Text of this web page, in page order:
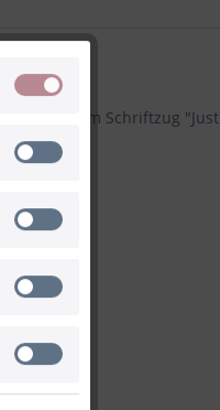
mit dem Schriftzug "Just